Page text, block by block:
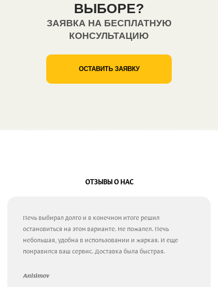
ВЫБОРЕ?
ЗАЯВКА НА БЕСПЛАТНУЮ
КОНСУЛЬТАЦИЮ
ОСТАВИТЬ ЗАЯВКУ
ОТЗЫВЫ О НАС
Печь выбирал долго и в конечном итоге решил
остановиться на этом варианте. Не пожалел. Печь
небольшая, удобна в использовании и жаркая. И еще
понравился ваш сервис. Доставка была быстрая.
Anisimov